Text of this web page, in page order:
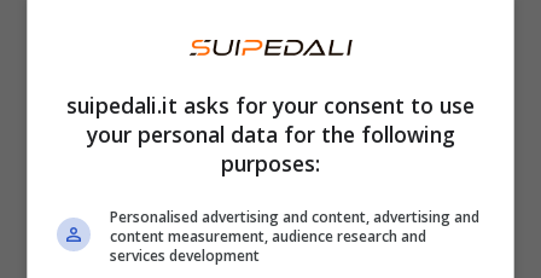
hiaramente votato al fuoristrada
Nonostante il look off-road, però, il mezzo
rimane perfetto per muoversi all’interno
dell’ambiente urbano con il frontale che
richiama quello delle sorelle maggiori del
marchio con ifari circolari e le 7 feritoie
suipedali.it asks for your consent to use
your personal data for the following
purposes:
Personalised advertising and content, advertising and
content measurement, audience research and
services development